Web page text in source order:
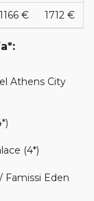
1166 € 1712 €
Athens City
(4*)
Famissi Eden